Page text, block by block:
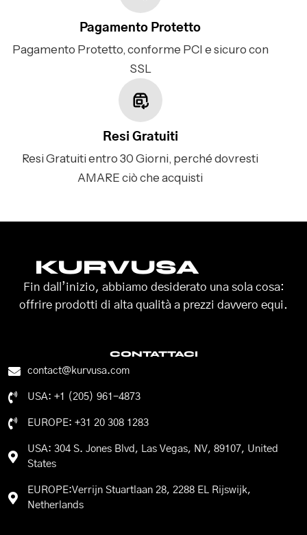
Pagamento Protetto
Pagamento Protetto, conforme PCI e sicuro con
SSL
Resi Gratuiti
Resi Gratuiti entro 30 Giorni, perché dovresti
AMARE ciò che acquisti
KURVUSA
Fin dall’inizio, abbiamo desiderato una sola cosa:
offrire prodotti di alta qualità a prezzi davvero equi.
CONTATTACI
contact@kurvusa.com
USA: +1 (205) 961-4873
EUROPE: +31 20 308 1283
USA: 304 S. Jones Blvd, Las Vegas, NV, 89107, United
States
EUROPE:Verrijn Stuartlaan 28, 2288 EL Rijswijk,
Netherlands